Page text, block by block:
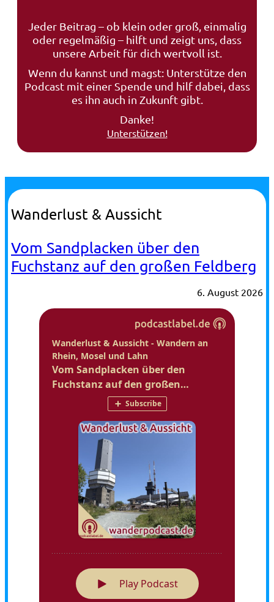
Jeder Beitrag – ob klein oder groß, einmalig
oder regelmäßig – hilft und zeigt uns, dass
unsere Arbeit für dich wertvoll ist.
Wenn du kannst und magst: Unterstütze den
Podcast mit einer Spende und hilf dabei, dass
es ihn auch in Zukunft gibt.
Danke!
Unterstützen!
Wanderlust & Aussicht
Vom Sandplacken über den
Fuchstanz auf den großen Feldberg
6. August 2026